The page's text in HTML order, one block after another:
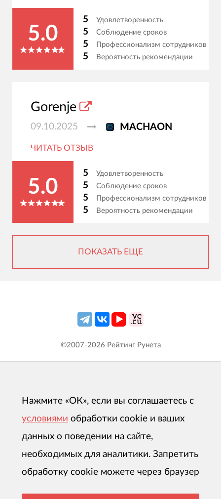
5.0
5 Удовлетворенность
5 Соблюдение сроков
5 Профессионализм сотрудников
5 Вероятность рекомендации
Gorenje
09.10.2025 MACHAON
ЧИТАТЬ ОТЗЫВ
5.0
5 Удовлетворенность
5 Соблюдение сроков
5 Профессионализм сотрудников
5 Вероятность рекомендации
ПОКАЗАТЬ ЕЩЕ
©2007-2026 Рейтинг Рунета
Нажмите «ОК», если вы соглашаетесь с
условиями обработки cookie и ваших
данных о поведении на сайте,
необходимых для аналитики. Запретить
обработку cookie можете через браузер